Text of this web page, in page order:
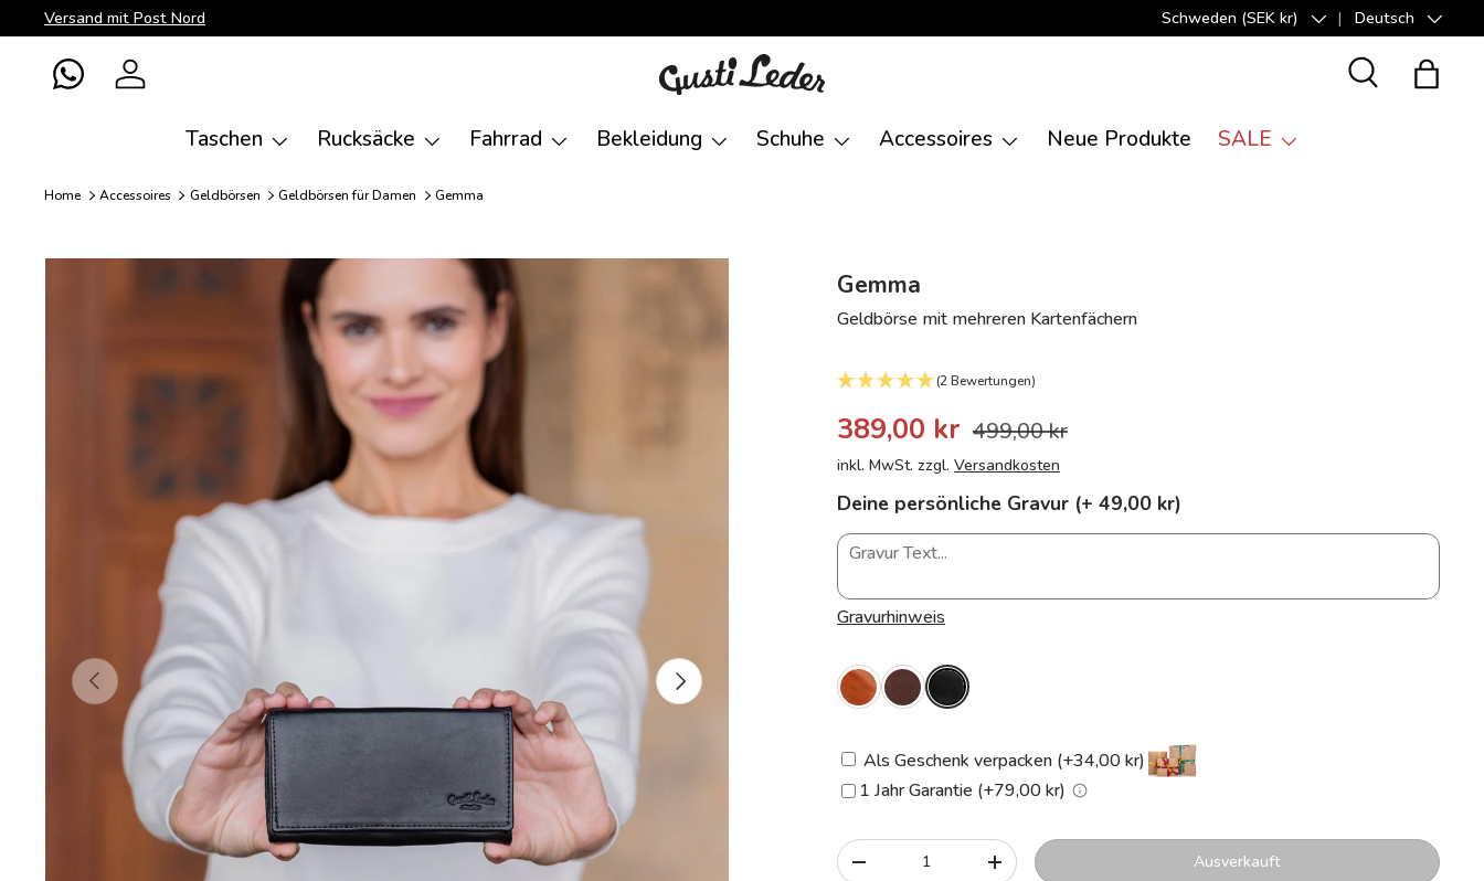
Direkt zum Inhalt
Versand mit Post Nord Land/Region
Schweden (SEK kr) SpracheDeutsch
WhatsAppEinloggen Suche
Taschen Rucksäcke Fahrrad Bekleidung Schuhe Accessoires Neue Produkte SALE
Home Accessoires Geldbörsen Geldbörsen für Damen Gemma
Vorherige Nächste
Gemma
Geldbörse mit mehreren Kartenfächern
(2 Bewertungen)
389,00 kr 499,00 kr
inkl. MwSt. zzgl. Versandkosten
Deine persönliche Gravur (+ 49,00 kr)
Gravurhinweis
Als Geschenk verpacken (+34,00 kr)
1 Jahr Garantie (+79,00 kr)
Anzahl
-
+ Ausverkauft